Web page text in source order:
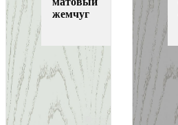
жемчуг